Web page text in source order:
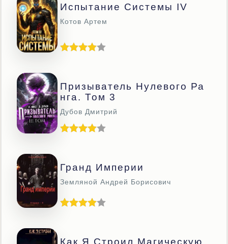
Испытание Системы IV
Котов Артем
Призыватель Нулевого Ра
Нга. Том 3
Дубов Дмитрий
Гранд Империи
Земляной Андрей Борисович
Как Я Строил Магическую